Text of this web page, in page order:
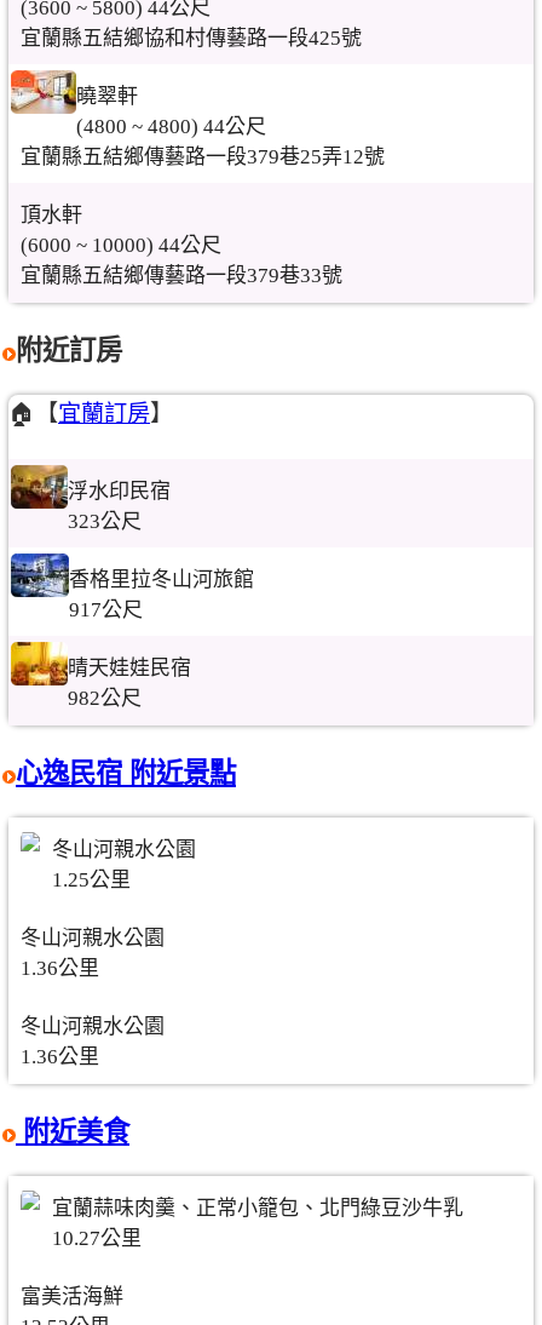
(3600 ~ 5800) 44公尺
宜蘭縣五結鄉協和村傳藝路一段425號
曉翠軒
(4800 ~ 4800) 44公尺
宜蘭縣五結鄉傳藝路一段379巷25弄12號
頂水軒
(6000 ~ 10000) 44公尺
宜蘭縣五結鄉傳藝路一段379巷33號
附近訂房
🏠【宜蘭訂房】
浮水印民宿
323公尺
香格里拉冬山河旅館
917公尺
晴天娃娃民宿
982公尺
心逸民宿 附近景點
冬山河親水公園
1.25公里
冬山河親水公園
1.36公里
冬山河親水公園
1.36公里
附近美食
宜蘭蒜味肉羹、正常小籠包、北門綠豆沙牛乳
10.27公里
富美活海鮮